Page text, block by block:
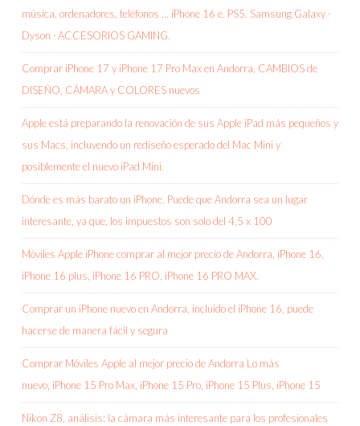
música, ordenadores, teléfonos … iPhone 16 e. PS5. Samsung Galaxy ·
Dyson · ACCESORIOS GAMING.
Comprar iPhone 17 y iPhone 17 Pro Max en Andorra, CAMBIOS de
DISEÑO, CÁMARA y COLORES nuevos
Apple está preparando la renovación de sus Apple iPad más pequeños y
sus Macs, incluyendo un rediseño esperado del Mac Mini y
posiblemente el nuevo iPad Mini.
Dónde es más barato un iPhone. Puede que Andorra sea un lugar
interesante, ya que, los impuestos son solo del 4,5 x 100
Móviles Apple iPhone comprar al mejor precio de Andorra, iPhone 16,
iPhone 16 plus, iPhone 16 PRO, iPhone 16 PRO MAX.
Comprar un iPhone nuevo en Andorra, incluido el iPhone 16, puede
hacerse de manera fácil y segura
Comprar Móviles Apple al mejor precio de Andorra Lo más
nuevo, iPhone 15 Pro Max, iPhone 15 Pro, iPhone 15 Plus, iPhone 15
Nikon Z8, análisis: la cámara más interesante para los profesionales